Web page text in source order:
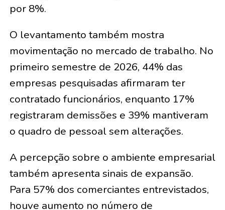
por 8%.
O levantamento também mostra
movimentação no mercado de trabalho. No
primeiro semestre de 2026, 44% das
empresas pesquisadas afirmaram ter
contratado funcionários, enquanto 17%
registraram demissões e 39% mantiveram
o quadro de pessoal sem alterações.
A percepção sobre o ambiente empresarial
também apresenta sinais de expansão.
Para 57% dos comerciantes entrevistados,
houve aumento no número de